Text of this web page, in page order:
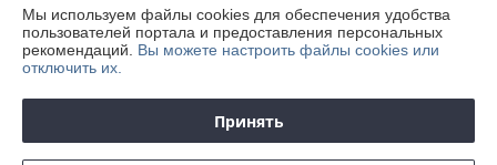
Информация для покупателя
Юридическое лицо:ООО "Квалитет Авто"
220012, г. Минск, ул. Академическая, д. 6/1, комн. 7
Регистрационный номер ЕГР: 191922659
Мы используем файлы cookies для обеспечения удобства
пользователей портала и предоставления персональных
рекомендаций. Вы можете настроить файлы cookies или
отключить их.
Принять